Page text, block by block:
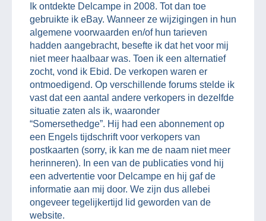
Ik ontdekte Delcampe in 2008. Tot dan toe
gebruikte ik eBay. Wanneer ze wijzigingen in hun
algemene voorwaarden en/of hun tarieven
hadden aangebracht, besefte ik dat het voor mij
niet meer haalbaar was. Toen ik een alternatief
zocht, vond ik Ebid. De verkopen waren er
ontmoedigend. Op verschillende forums stelde ik
vast dat een aantal andere verkopers in dezelfde
situatie zaten als ik, waaronder
“Somersethedge”. Hij had een abonnement op
een Engels tijdschrift voor verkopers van
postkaarten (sorry, ik kan me de naam niet meer
herinneren). In een van de publicaties vond hij
een advertentie voor Delcampe en hij gaf de
informatie aan mij door. We zijn dus allebei
ongeveer tegelijkertijd lid geworden van de
website.